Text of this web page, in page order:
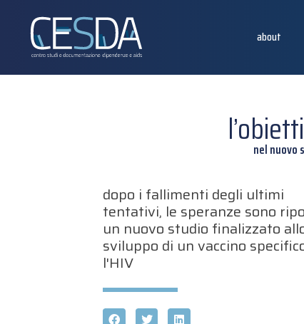
about
nel nuovo
dopo i fallimenti degli ultimi
tentativi, le speranze sono
un nuovo studio finalizzato
sviluppo di un vaccino
l'HIV